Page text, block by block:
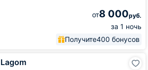
от8 000руб.
за 1 ночь
Получите400 бонусов
Lagom